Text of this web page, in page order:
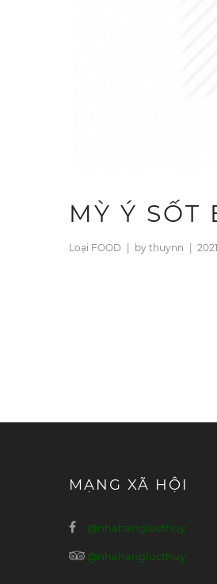
MỲ Ý
Loại FOOD by thuynn
MẠNG XÃ HỘI
@nhahanglucthuy
@nhahanglucthuy